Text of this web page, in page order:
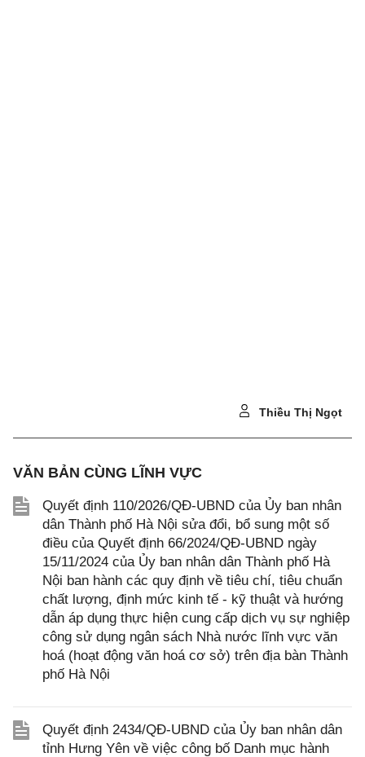
Thiều Thị Ngọt
VĂN BẢN CÙNG LĨNH VỰC
Quyết định 110/2026/QĐ-UBND của Ủy ban nhân
dân Thành phố Hà Nội sửa đổi, bổ sung một số
điều của Quyết định 66/2024/QĐ-UBND ngày
15/11/2024 của Ủy ban nhân dân Thành phố Hà
Nội ban hành các quy định về tiêu chí, tiêu chuẩn
chất lượng, định mức kinh tế - kỹ thuật và hướng
dẫn áp dụng thực hiện cung cấp dịch vụ sự nghiệp
công sử dụng ngân sách Nhà nước lĩnh vực văn
hoá (hoạt động văn hoá cơ sở) trên địa bàn Thành
phố Hà Nội
Quyết định 2434/QĐ-UBND của Ủy ban nhân dân
tỉnh Hưng Yên về việc công bố Danh mục hành